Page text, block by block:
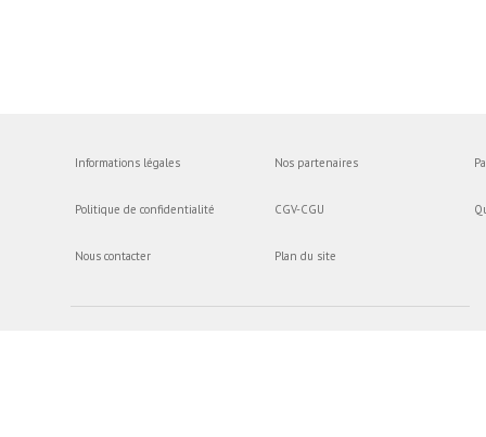
Informations légales
Politique de confidentialité
Nous contacter
Nos partenaires
CGV-CGU
Plan du site